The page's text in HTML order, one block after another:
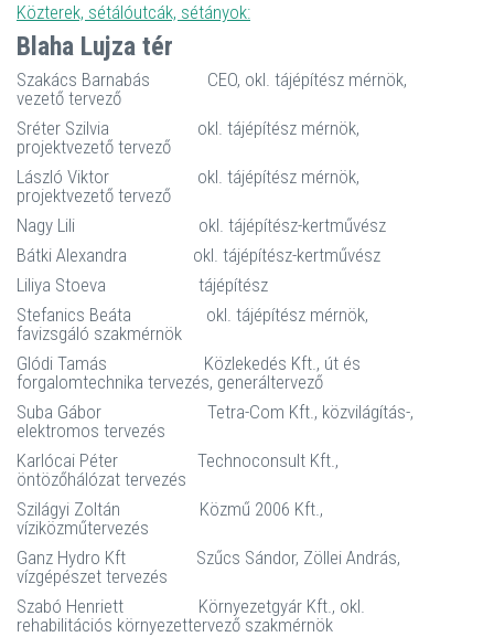
Közterek, sétálóutcák, sétányok:
Blaha Lujza tér
Szakács Barnabás CEO, okl. tájépítész mérnök,
vezető tervező
Sréter Szilvia okl. tájépítész mérnök,
projektvezető tervező
László Viktor okl. tájépítész mérnök,
projektvezető tervező
Nagy Lili okl. tájépítész-kertművész
Bátki Alexandra okl. tájépítész-kertművész
Liliya Stoeva tájépítész
Stefanics Beáta okl. tájépítész mérnök,
favizsgáló szakmérnök
Glódi Tamás Közlekedés Kft., út és
forgalomtechnika tervezés, generáltervező
Suba Gábor Tetra-Com Kft., közvilágítás-,
elektromos tervezés
Karlócai Péter Technoconsult Kft.,
öntözőhálózat tervezés
Szilágyi Zoltán Közmű 2006 Kft.,
víziközműtervezés
Ganz Hydro Kft Szűcs Sándor, Zöllei András,
vízgépészet tervezés
Szabó Henriett Környezetgyár Kft., okl.
rehabilitációs környezettervező szakmérnök